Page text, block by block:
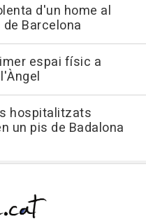
d'un home al
Barcelona
espai físic a
hospitalitzats
un pis de Badalona